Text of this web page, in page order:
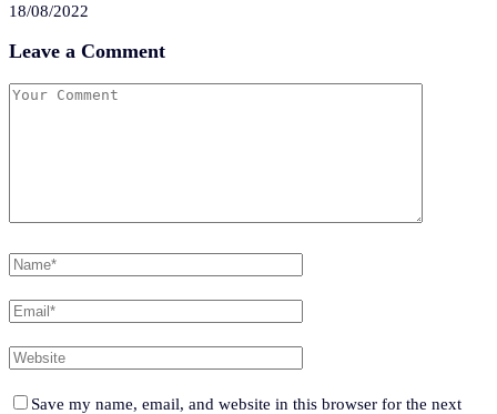
18/08/2022
Leave a Comment
Save my name, email, and website in this browser for the next